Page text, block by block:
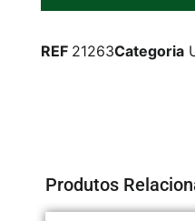
REF 21263Categoria
Produtos